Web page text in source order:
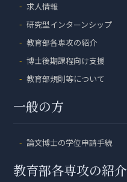
求人情報
研究型インターンシップ
教育部各専攻の紹介
博士後期課程向け支援
教育部規則等について
一般の方
論文博士の学位申請手続
教育部各専攻の紹介